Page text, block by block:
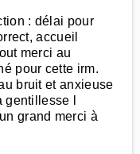
: délai pour
accueil
merci au
pour cette irm.
bruit et anxieuse
l
grand merci à